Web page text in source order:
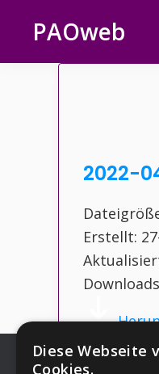
Hauptnavigation
springen
Inhalt
springen
Seitenspalte
springen
Fußzeile
springen
PAOweb
2022-
Erstellt:
Diese Webseite
Cookies.